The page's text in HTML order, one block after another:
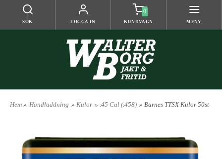
SÖK LOGGA IN
0
KUNDVAGN MENY
Hem » Handladdning » Kulor » .45 Cal (.458) » Barnes TTSX Kulor 50st